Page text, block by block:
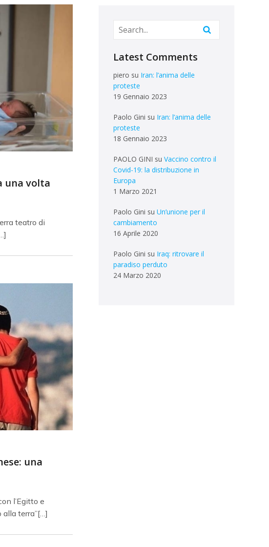
una volta
teatro di
una
l’Egitto e
alla terra”[…]
Latest Comments
piero su Iran: l’anima delle
proteste
19 Gennaio 2023
Paolo Gini su Iran: l’anima delle
proteste
18 Gennaio 2023
PAOLO GINI su Vaccino contro il
Covid-19: la distribuzione in
Europa
1 Marzo 2021
Paolo Gini su Un’unione per il
cambiamento
16 Aprile 2020
Paolo Gini su Iraq: ritrovare il
paradiso perduto
24 Marzo 2020